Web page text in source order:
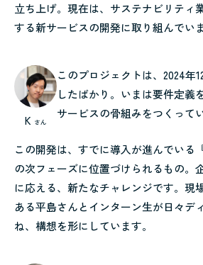
立ち上げ。現在は、サステナビリティ
する新サービスの開発に取り組んでいま
K さん
このプロジェクトは、2024年
したばかり。いまは要件定義
サービスの骨組みをつくって
この開発は、すでに導入が進んでいる
の次フェーズに位置づけられるもの。
に応える、新たなチャレンジです。現
ある平島さんとインターン生が日々デ
ね、構想を形にしています。